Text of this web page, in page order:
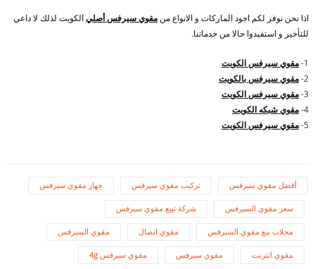
اذا نحن نوفر لكم اجود الماركات و الانواع منمقوي سيرفس أصليالكويت لذلك لا داعي
للتأخير و استفيدوا حالا من خدماتنا.
1- مقوي سيرفس الكويت
2- مقوي سيرفس بالكويت
3- مقوي سيرفس الكويت
4- مقوي شبكه الكويت
5- مقوي سيرفس الكويت
أفضل مقوي سيرفس تركيب مقوي سيرفس جهاز مقوي سيرفس
سعر مقوي السيرفس شركة تبيع مقوي سيرفس
محلات بيع مقوي السيرفس مقوي اتصال مقوي السيرفس
مقوي انترنت مقوي سيرفس مقوي سيرفس 4g